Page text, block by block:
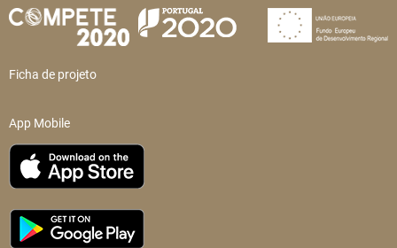
Ficha de projeto
App Mobile